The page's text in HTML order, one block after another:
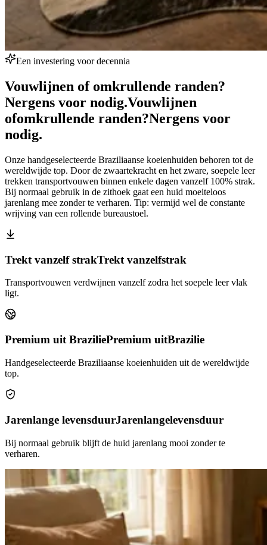
Een investering voor decennia
Vouwlijnen of omkrullende randen?
Nergens voor nodig.Vouwlijnen
ofomkrullende randen?Nergens voor
nodig.
Onze handgeselecteerde Braziliaanse koeienhuiden behoren tot de
wereldwijde top. Door de zwaartekracht en het zware, soepele leer
trekken transportvouwen binnen enkele dagen vanzelf 100% strak.
Bij normaal gebruik in de zithoek gaat een huid moeiteloos
jarenlang mee zonder te verharen. Tip: vermijd wel de constante
wrijving van een rollende bureaustoel.
Trekt vanzelf strakTrekt vanzelfstrak
Transportvouwen verdwijnen vanzelf zodra het soepele leer vlak
ligt.
Premium uit BraziliePremium uitBrazilie
Handgeselecteerde Braziliaanse koeienhuiden uit de wereldwijde
top.
Jarenlange levensduurJarenlangelevensduur
Bij normaal gebruik blijft de huid jarenlang mooi zonder te
verharen.